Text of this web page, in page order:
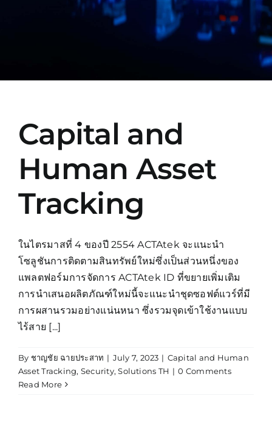
Capital and
Human Asset
Tracking
ในไตรมาสที่ 4 ของปี 2554 ACTAtek จะแนะนำ
โซลูชันการติดตามสินทรัพย์ใหม่ซึ่งเป็นส่วนหนึ่งของ
แพลตฟอร์มการจัดการ ACTAtek ID ที่ขยายเพิ่มเติม
การนำเสนอผลิตภัณฑ์ใหม่นี้จะแนะนำชุดซอฟต์แวร์ที่มี
การผสานรวมอย่างแน่นหนา ซึ่งรวมจุดเข้าใช้งานแบบ
ไร้สาย [...]
By ชาญชัย ฉายประสาท | July 7, 2023 | Capital and Human
Asset Tracking, Security,Solutions TH | 0 Comments
Read More